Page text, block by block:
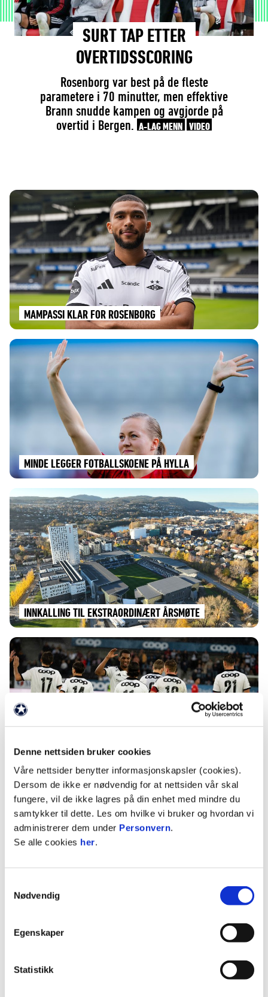
Denne nettsiden bruker cookies
Våre nettsider benytter informasjonskapsler (cookies).
Dersom de ikke er nødvendig for at nettsiden vår skal
fungere, vil de ikke lagres på din enhet med mindre du
samtykker til dette. Les om hvilke vi bruker og hvordan vi
administrerer dem under Personvern.
Se alle cookies her.
Nødvendig
Egenskaper
Statistikk
SURT TAP ETTER
OVERTIDSSCORING
Rosenborg var best på de fleste
parametere i 70 minutter, men effektive
Brann snudde kampen og avgjorde på
overtid i Bergen.
A-LAG MENN VIDEO
MAMPASSI KLAR FOR ROSENBORG
MINDE LEGGER FOTBALLSKOENE PÅ HYLLA
INNKALLING TIL EKSTRAORDINÆRT ÅRSMØTE
BILLETTINFORMASJON TIL NATIONAL-KAMPEN
Stiller uforandret mot Brann
A-LAG MENN
Vi søker draktbærere mot Viking
Christensen skrev ny kontrakt og lånes
Fredrikstad